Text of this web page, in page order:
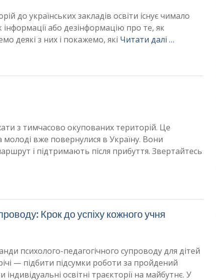
до українських закладів освіти існує чимало
або дезінформацію про те, як
деякі з них і покажемо, які Читати далі …
з тимчасово окупованих територій. Це
вже повернулися в Україну. Вони
і підтримають після прибуття. Звертайтесь
Крок до успіху кожного учня
психолого-педагогічного супроводу для дітей
— підбити підсумки роботи за пройдений
освітні траєкторії на майбутнє. У